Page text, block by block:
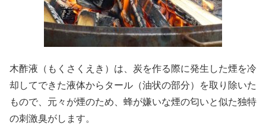
木酢液（もくさくえき） は、炭を作る際に発生した煙を冷
却してできた液体からタール（油状の部分）を取り除いた
もので、元々が煙のため、蜂が嫌いな煙の匂いと似た独特
の刺激臭がします。